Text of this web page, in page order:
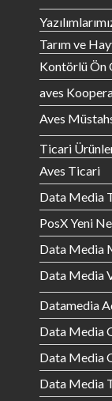
Tarım ve
Kontörlü Ön
aves
Aves
Ticari
Aves Ticari
Data Media
PosX Yeni
Data Media
Data Media
Datamedia
Data Media
Data Media
Data Media